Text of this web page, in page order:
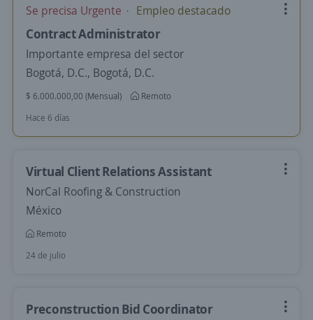
Se precisa Urgente Empleo destacado
Contract Administrator
Importante empresa del sector
Bogotá, D.C., Bogotá, D.C.
$ 6.000.000,00 (Mensual)
Remoto
Hace 6 días
Virtual Client Relations Assistant
NorCal Roofing & Construction
México
Remoto
24 de julio
Preconstruction Bid Coordinator